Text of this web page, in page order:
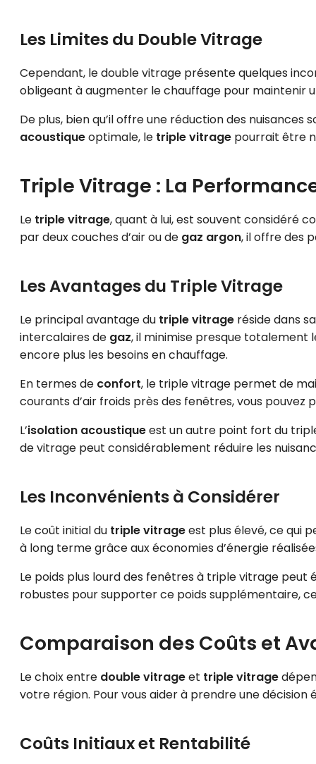
Les Limites du Double Vitrage
Cependant, le double vitrage présente quelques
obligeant à augmenter le chauffage pour maintenir
De plus, bien qu’il offre une réduction des
acoustiqueoptimale, le triple vitrage pourrait être
Triple Vitrage : La
Le triple vitrage, quant à lui, est souvent considéré
par deux couches d’air ou de gaz argon, il offre des
Les Avantages du Triple Vitrage
Le principal avantage du triple vitrage réside dans
intercalaires de gaz, il minimise presque
encore plus les besoins en chauffage.
En termes de confort, le triple vitrage permet de
courants d’air froids près des fenêtres, vous
L’isolation acoustiqueest un autre point fort du
de vitrage peut considérablement réduire les
Les Inconvénients à Considérer
Le coût initial du triple vitrageest plus élevé, ce qui
à long terme grâce aux économies d’énergie
Le poids plus lourd des fenêtres à triple vitrage
robustes pour supporter ce poids supplémentaire,
Comparaison des Coûts et
Le choix entre double vitrageet triple vitrage
votre région. Pour vous aider à prendre une
Coûts Initiaux et Rentabilité